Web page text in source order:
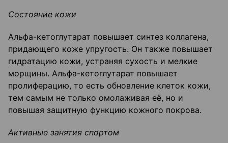
Состояние кожи
Альфа-кетоглутарат повышает синтез коллагена,
придающего коже упругость. Он также повышает
гидратацию кожи, устраняя сухость и мелкие
морщины. Альфа-кетоглутарат повышает
пролиферацию, то есть обновление клеток кожи,
тем самым не только омолаживая её, но и
повышая защитную функцию кожного покрова.
Активные занятия спортом